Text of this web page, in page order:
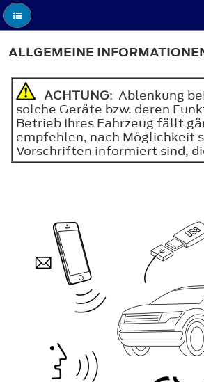
ALLGEMEINE
ACHTUNG: Ablenkung
solche Geräte bzw. deren
Betrieb Ihres Fahrzeug fällt
empfehlen, nach Möglichkeit
Vorschriften informiert sind,